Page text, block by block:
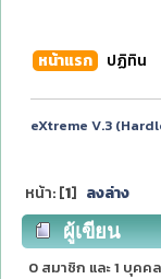
หน้าแรก ปฏิทิน
eXtreme V.3
หน้า: [1] ลงล่าง
ผู้เขียน
0 สมาชิก และ 1 บุค